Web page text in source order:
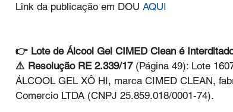
Link da publicação em DOU AQUI
👉 Lote de Álcool Gel CIMED Clean é
⚠️ Resolução RE 2.339/17 (Página 49): Lote
ÁLCOOL GEL XÔ HI, marca CIMED CLEAN,
Comercio LTDA (CNPJ 25.859.018/0001-74).